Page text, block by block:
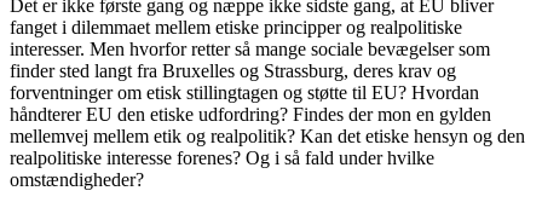
Det er ikke første gang og næppe ikke sidste gang, at EU bliver
fanget i dilemmaet mellem etiske principper og realpolitiske
interesser. Men hvorfor retter så mange sociale bevægelser som
finder sted langt fra Bruxelles og Strassburg, deres krav og
forventninger om etisk stillingtagen og støtte til EU? Hvordan
håndterer EU den etiske udfordring? Findes der mon en gylden
mellemvej mellem etik og realpolitik? Kan det etiske hensyn og den
realpolitiske interesse forenes? Og i så fald under hvilke
omstændigheder?